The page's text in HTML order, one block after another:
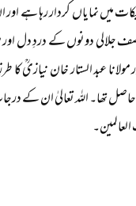
میں نمایاں کردار رہا ہے
جلالی دونوں کے دردِ دل اور
اور مولانا عبد الستار خان
حاصل تھا۔ اللہ تعالیٰ ان کے